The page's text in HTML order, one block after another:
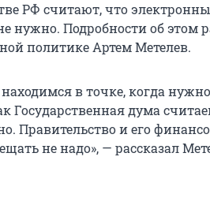
РФ считают, что
нужно. Подробности об этом
политике Артем Метелев.
в точке, когда
Государственная дума
Правительство и его
не надо», — рассказал